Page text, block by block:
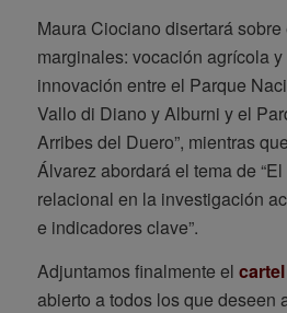
Maura Ciociano disertará sobre
marginales: vocación agrícola
innovación entre el Parque
Vallo di Diano y Alburni y el
Arribes del Duero”, mientras
Álvarez abordará el tema de
relacional en la investigación
e indicadores clave”.
Adjuntamos finalmente el
abierto a todos los que deseen